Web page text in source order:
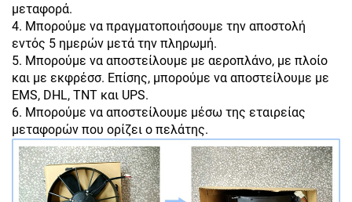
μεταφορά.
4. Μπορούμε να πραγματοποιήσουμε την αποστολή
εντός 5 ημερών μετά την πληρωμή.
5. Μπορούμε να αποστείλουμε με αεροπλάνο, με πλοίο
και με εκφρέσσ. Επίσης, μπορούμε να αποστείλουμε με
EMS, DHL, TNT και UPS.
6. Μπορούμε να αποστείλουμε μέσω της εταιρείας
μεταφορών που ορίζει ο πελάτης.